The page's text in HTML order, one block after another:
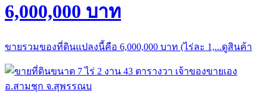
6,000,000 บาท
ขายรวมของที่ดินแปลงนี้คือ 6,000,000 บาท (ไร่ละ 1,...ดูสินค้า